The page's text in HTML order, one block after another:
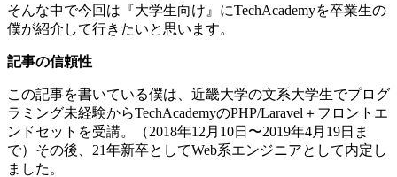
そんな中で今回は『大学生向け』にTechAcademyを卒業生の
僕が紹介して行きたいと思います。
記事の信頼性
この記事を書いている僕は、近畿大学の文系大学生でプログ
ラミング未経験からTechAcademyのPHP/Laravel＋フロントエ
ンドセットを受講。（2018年12月10日〜2019年4月19日ま
で）その後、21年新卒としてWeb系エンジニアとして内定し
ました。